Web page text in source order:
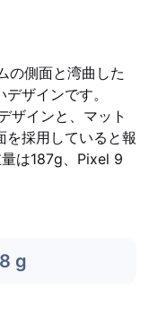
の側面と湾曲した
ザインです。
ザインと、マット
を採用していると報
は187g、Pixel 9
g